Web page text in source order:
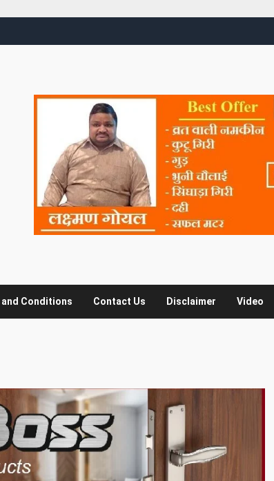
and Conditions Contact Us Disclaimer Video